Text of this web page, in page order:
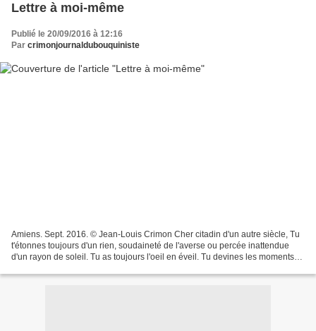
Lettre à moi-même
Publié le 20/09/2016 à 12:16
Par crimonjournaldubouquiniste
Amiens. Sept. 2016. © Jean-Louis Crimon Cher citadin d'un autre siècle, Tu
t'étonnes toujours d'un rien, soudaineté de l'averse ou percée inattendue
d'un rayon de soleil. Tu as toujours l'oeil en éveil. Tu devines les moments